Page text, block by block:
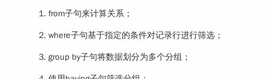
from子句来计算关系；
where子句基于指定的条件对记录行进行筛选；
group by子句将数据划分为多个分组；